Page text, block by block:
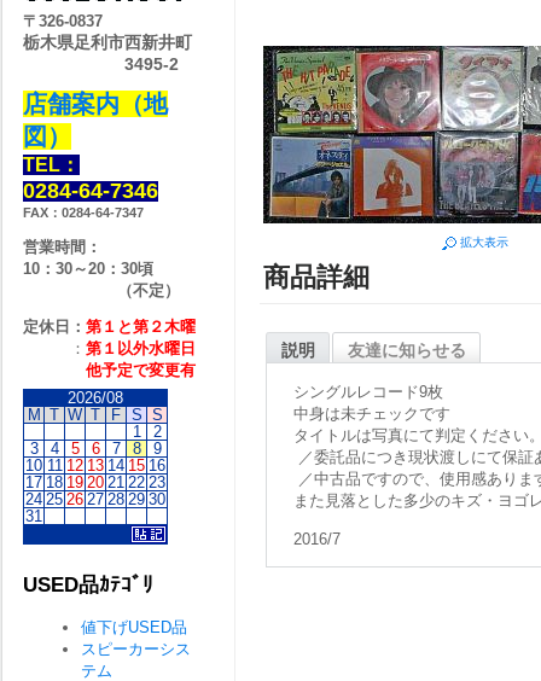
拡大表示
商品詳細
説明 友達に知らせる
シングルレコード9枚
中身は未チェックです
タイトルは写真にて判定ください
／委託品につき現状渡しにて保証
／中古品ですので、使用感ありま
また見落とした多少のキズ・ヨゴ
2016/7
〒 326-0837
栃木県足利市西新井町
3495-2
店舗案内（地
図）
TEL：
0284-64-7346
FAX：0284-64-7347
営業時間：
10：30～20：30頃
（不定）
定休日： 第１と第２木曜
： 第１以外水曜日
他予定で変更有
2026/08
M T W T F S S
1
2
3
4 5 6 7 8
9
10 11 12 13 14 15 16
17 18 19 20 21 22 23
24 25 26 27 28 29 30
31
USED品ｶﾃｺﾞﾘ
値下げUSED品
スピーカーシス
テム